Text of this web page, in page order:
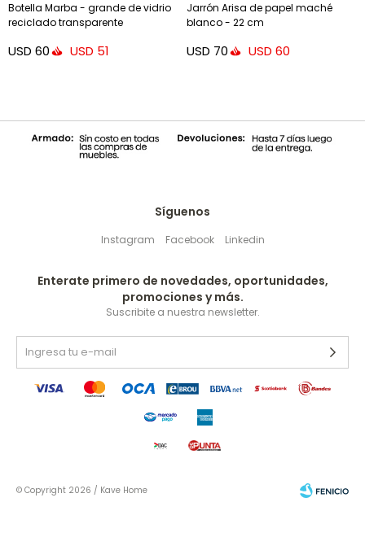
Botella Marba - grande de vidrio
reciclado transparente
USD 60 USD 51
Jarrón Arisa de papel maché
blanco - 22 cm
USD 70 USD 60
Síguenos
Instagram Facebook Linkedin
Enterate primero de novedades, oportunidades,
promociones y más.
Suscribite a nuestra newsletter.
© Copyright 2026 / Kave Home